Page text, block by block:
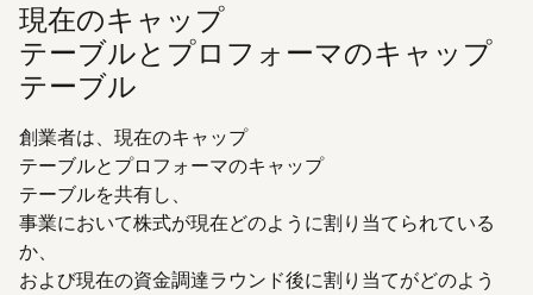
現在のキャップ
テーブルとプロフォーマのキャップ
テーブル
創業者は、現在のキャップ
テーブルとプロフォーマのキャップ
テーブルを共有し、
事業において株式が現在どのように割り当てられている
か、
および現在の資金調達ラウンド後に割り当てがどのよう